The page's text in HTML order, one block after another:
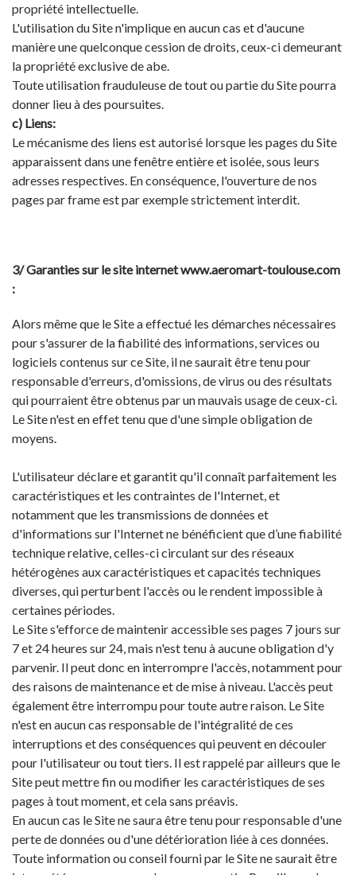
propriété intellectuelle.
L'utilisation du Site n'implique en aucun cas et d'aucune
manière une quelconque cession de droits, ceux-ci demeurant
la propriété exclusive de abe.
Toute utilisation frauduleuse de tout ou partie du Site pourra
donner lieu à des poursuites.
c) Liens:
Le mécanisme des liens est autorisé lorsque les pages du Site
apparaissent dans une fenêtre entière et isolée, sous leurs
adresses respectives. En conséquence, l'ouverture de nos
pages par frame est par exemple strictement interdit.
3/ Garanties sur le site internet www.aeromart-toulouse.com
:
Alors même que le Site a effectué les démarches nécessaires
pour s'assurer de la fiabilité des informations, services ou
logiciels contenus sur ce Site, il ne saurait être tenu pour
responsable d'erreurs, d'omissions, de virus ou des résultats
qui pourraient être obtenus par un mauvais usage de ceux-ci.
Le Site n'est en effet tenu que d'une simple obligation de
moyens.
L'utilisateur déclare et garantit qu'il connaît parfaitement les
caractéristiques et les contraintes de l'Internet, et
notamment que les transmissions de données et
d'informations sur l'Internet ne bénéficient que d’une fiabilité
technique relative, celles-ci circulant sur des réseaux
hétérogènes aux caractéristiques et capacités techniques
diverses, qui perturbent l'accès ou le rendent impossible à
certaines périodes.
Le Site s'efforce de maintenir accessible ses pages 7 jours sur
7 et 24 heures sur 24, mais n'est tenu à aucune obligation d'y
parvenir. Il peut donc en interrompre l'accès, notamment pour
des raisons de maintenance et de mise à niveau. L'accès peut
également être interrompu pour toute autre raison. Le Site
n'est en aucun cas responsable de l'intégralité de ces
interruptions et des conséquences qui peuvent en découler
pour l'utilisateur ou tout tiers. Il est rappelé par ailleurs que le
Site peut mettre fin ou modifier les caractéristiques de ses
pages à tout moment, et cela sans préavis.
En aucun cas le Site ne saura être tenu pour responsable d'une
perte de données ou d'une détérioration liée à ces données.
Toute information ou conseil fourni par le Site ne saurait être